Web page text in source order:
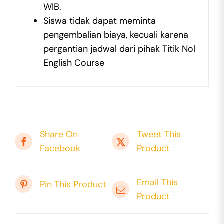
WIB.
Siswa tidak dapat meminta
pengembalian biaya, kecuali karena
pergantian jadwal dari pihak Titik Nol
English Course
Share On
Facebook
Tweet This
Product
Pin This Product
Email This
Product